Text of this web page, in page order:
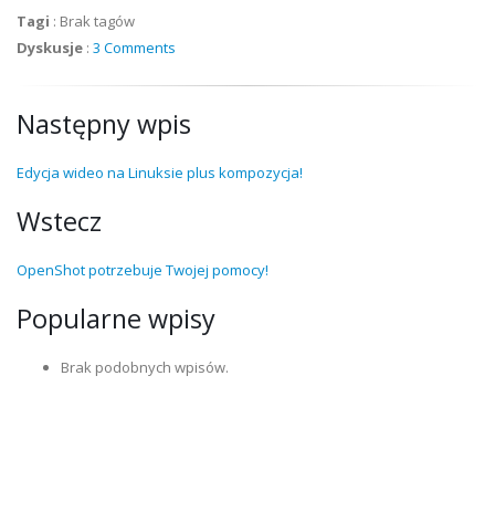
Tagi : Brak tagów
Dyskusje : 3 Comments
Następny wpis
Edycja wideo na Linuksie plus kompozycja!
Wstecz
OpenShot potrzebuje Twojej pomocy!
Popularne wpisy
Brak podobnych wpisów.